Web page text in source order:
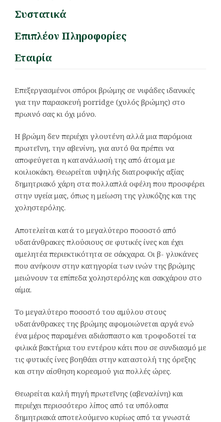
Συστατικά
Επιπλέον Πληροφορίες
Εταιρία
Επεξεργασμένοι σπόροι βρώμης σε νιφάδες ιδανικές
για την παρασκευή porridge (χυλός βρώμης) στο
πρωινό σας κι όχι μόνο.
Η βρώμη δεν περιέχει γλουτένη αλλά μια παρόμοια
πρωτεΐνη, την αβενίνη, για αυτό θα πρέπει να
αποφεύγεται η κατανάλωσή της από άτομα με
κοιλιοκάκη. Θεωρείται υψηλής διατροφικής αξίας
δημητριακό χάρη στα πολλαπλά οφέλη που προσφέρει
στην υγεία μας, όπως η μείωση της γλυκόζης και της
χοληστερόλης.
Αποτελείται κατά το μεγαλύτερο ποσοστό από
υδατάνθρακες πλούσιους σε φυτικές ίνες και έχει
αμελητέα περιεκτικότητα σε σάκχαρα. Οι β- γλυκάνες
που ανήκουν στην κατηγορία των ινών της βρώμης
μειώνουν τα επίπεδα χοληστερόλης και σακχάρου στο
αίμα.
Το μεγαλύτερο ποσοστό του αμύλου στους
υδατάνθρακες της βρώμης αφομοιώνεται αργά ενώ
ένα μέρος παραμένει αδιάσπαστο και τροφοδοτεί τα
φιλικά βακτήρια του εντέρου κάτι που σε συνδιασμό με
τις φυτικές ίνες βοηθάει στην καταστολή της όρεξης
και στην αίσθηση κορεσμού για πολλές ώρες.
Θεωρείται καλή πηγή πρωτεΐνης (αβεναλίνη) και
περιέχει περισσότερο λίπος από τα υπόλοιπα
δημητριακά αποτελούμενο κυρίως από τα γνωστά